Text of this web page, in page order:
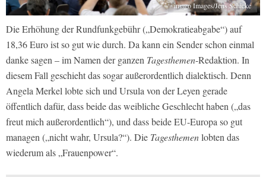
imago Images/Jens Schicke
Die Erhöhung der Rundfunkgebühr („Demokratieabgabe“) auf
18,36 Euro ist so gut wie durch. Da kann ein Sender schon einmal
danke sagen – im Namen der ganzen Tagesthemen-Redaktion. In
diesem Fall geschieht das sogar außerordentlich dialektisch. Denn
Angela Merkel lobte sich und Ursula von der Leyen gerade
öffentlich dafür, dass beide das weibliche Geschlecht haben („das
freut mich außerordentlich“), und dass beide EU-Europa so gut
managen („nicht wahr, Ursula?“). Die Tagesthemenlobten das
wiederum als „Frauenpower“.